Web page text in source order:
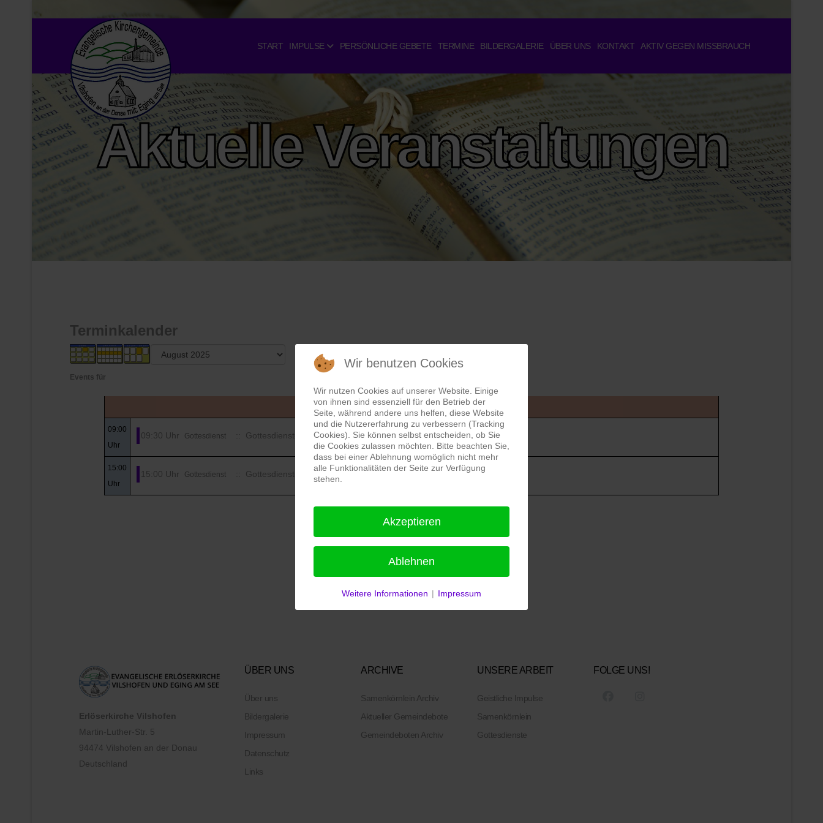
START IMPULSE PERSÖNLICHE GEBETE TERMINE BILDERGALERIE ÜBER UNS KONTAKT AKTIV GEGEN MISSBRAUCH
Aktuelle Veranstaltungen
Terminkalender
Events für
Dienstag, 05. August 2025
09:00
Uhr
09:30 Uhr Gottesdienst :: Gottesdienste
15:00
Uhr
15:00 Uhr Gottesdienst :: Gottesdienste
Erlöserkirche Vilshofen
Martin-Luther-Str. 5
94474 Vilshofen an der Donau
Deutschland
ÜBER UNS
Über uns
Bildergalerie
Impressum
Datenschutz
Links
ARCHIVE
Samenkörnlein Archiv
Aktueller Gemeindebote
Gemeindeboten Archiv
UNSERE ARBEIT
Geistliche Impulse
Samenkörnlein
Gottesdienste
FOLGE UNS!
Wir benutzen Cookies
Wir nutzen Cookies auf unserer Website. Einige
von ihnen sind essenziell für den Betrieb der
Seite, während andere uns helfen, diese Website
und die Nutzererfahrung zu verbessern (Tracking
Cookies). Sie können selbst entscheiden, ob Sie
die Cookies zulassen möchten. Bitte beachten Sie,
dass bei einer Ablehnung womöglich nicht mehr
alle Funktionalitäten der Seite zur Verfügung
stehen.
Akzeptieren
Ablehnen
Weitere Informationen | Impressum